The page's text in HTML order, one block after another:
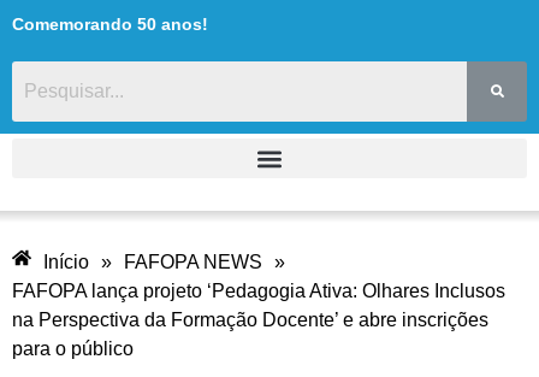
Comemorando 50 anos!
Início » FAFOPA NEWS
»
FAFOPA lança projeto ‘Pedagogia Ativa: Olhares Inclusos
na Perspectiva da Formação Docente’ e abre inscrições
para o público